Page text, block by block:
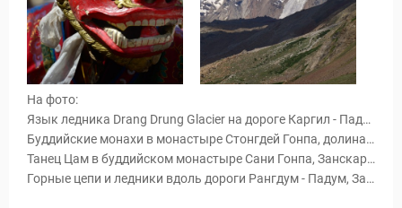
На фото:
Язык ледника Drang Drung Glacier на дороге Каргил - Падум, Занскар, Индия.
Буддийские монахи в монастыре Стонгдей Гонпа, долина Падума, Занскар, Индия.
Танец Цам в буддийском монастыре Сани Гонпа, Занскар, Индия.
Горные цепи и ледники вдоль дороги Рангдум - Падум, Занскар, Индия.